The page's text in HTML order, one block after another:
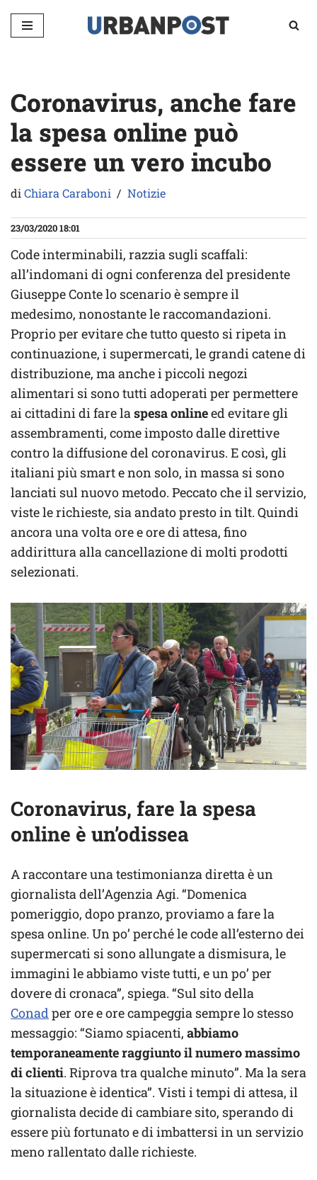
Vai
Coronavirus, anche fare
la spesa online può
essere un vero incubo
diChiara Caraboni Notizie
23/03/2020 18:01
Code interminabili, razzia sugli scaffali:
all’indomani di ogni conferenza del presidente
Giuseppe Conte lo scenario è sempre il
medesimo, nonostante le raccomandazioni.
Proprio per evitare che tutto questo si ripeta in
continuazione, i supermercati, le grandi catene di
distribuzione, ma anche i piccoli negozi
alimentari si sono tutti adoperati per permettere
ai cittadini di fare laspesa onlineed evitare gli
assembramenti, come imposto dalle direttive
contro la diffusione del coronavirus. E così, gli
italiani più smart e non solo, in massa si sono
lanciati sul nuovo metodo. Peccato che il servizio,
viste le richieste, sia andato presto in tilt. Quindi
ancora una volta ore e ore di attesa, fino
addirittura alla cancellazione di molti prodotti
selezionati.
Coronavirus, fare la spesa
online è un’odissea
A raccontare una testimonianza diretta è un
giornalista dell’Agenzia Agi. “Domenica
pomeriggio, dopo pranzo, proviamo a fare la
spesa online. Un po’ perché le code all’esterno dei
supermercati si sono allungate a dismisura, le
immagini le abbiamo viste tutti, e un po’ per
dovere di cronaca”, spiega. “Sul sito della
Conad per ore e ore campeggia sempre lo stesso
messaggio: “Siamo spiacenti, abbiamo
temporaneamente raggiunto il numero massimo
di clienti. Riprova tra qualche minuto”. Ma la sera
la situazione è identica”. Visti i tempi di attesa, il
giornalista decide di cambiare sito, sperando di
essere più fortunato e di imbattersi in un servizio
meno rallentato dalle richieste.